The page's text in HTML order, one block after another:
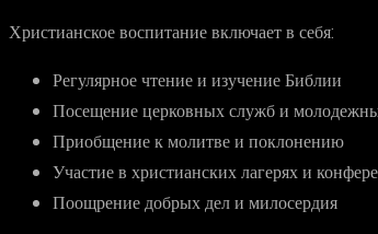
Христианское воспитание включает в себя:
Регулярное чтение и изучение Библии
Посещение церковных служб и
Приобщение к молитве и поклонению
Участие в христианских лагерях и
Поощрение добрых дел и милосердия